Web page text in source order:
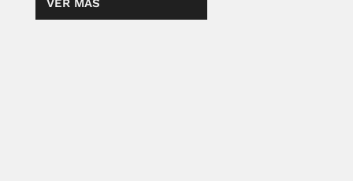
VER MÁS